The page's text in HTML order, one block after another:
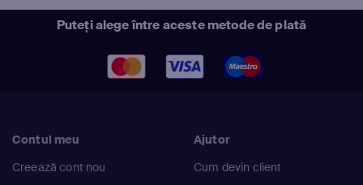
Puteți alege între aceste metode de plată
Contul meu
Creează cont nou
Ajutor
Cum devin client